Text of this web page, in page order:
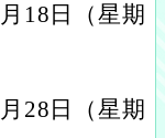
18日（星期
28日（星期